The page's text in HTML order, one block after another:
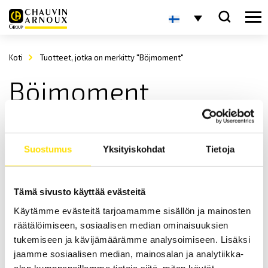
Suostumus Yksityiskohdat Tietoja
Tämä sivusto käyttää evästeitä
Käytämme evästeitä tarjoamamme sisällön ja mainosten
räätälöimiseen, sosiaalisen median ominaisuuksien
tukemiseen ja kävijämäärämme analysoimiseen. Lisäksi
jaamme sosiaalisen median, mainosalan ja analytiikka-
Koti Tuotteet, jotka on merkitty "Böjmoment"
Böjmoment
Mecmesin 3-Point Bend Jig
för användning med dragprovare